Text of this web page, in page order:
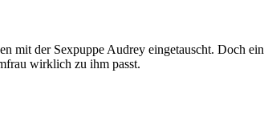
mit der Sexpuppe Audrey eingetauscht. Doch
wirklich zu ihm passt.